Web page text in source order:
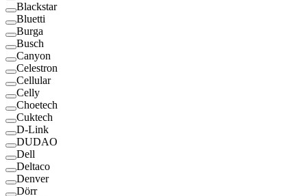
Blackstar
Bluetti
Burga
Busch
Canyon
Celestron
Cellular
Celly
Choetech
Cuktech
D-Link
DUDAO
Dell
Deltaco
Denver
Dörr